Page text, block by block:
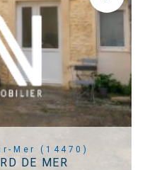
Mer (14470)
DE MER